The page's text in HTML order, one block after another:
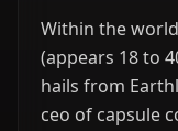
Within the
(appears 18 to
hails from
ceo of capsule